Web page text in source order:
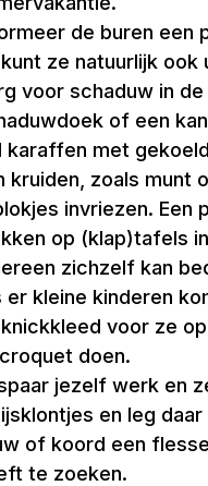
de buren een
ze natuurlijk
voor schaduw in
of een
karaffen met
kruiden, zoals munt
invriezen.
op (klap)tafels
zichzelf kan
er kleine kinderen
voor ze
doen.
jezelf werk en
en leg
of koord een
te zoeken.